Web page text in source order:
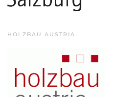
HOLZBAU AUSTRIA